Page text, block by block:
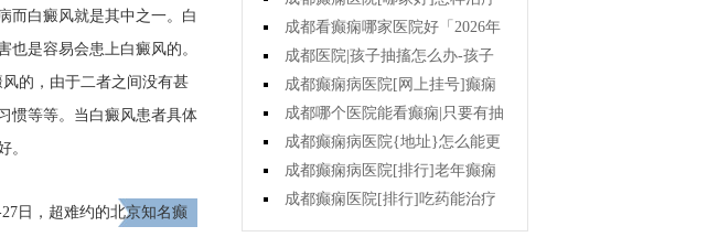
而白癜风就是其中之一。白
是容易会患上白癜风的。
的，由于二者之间没有甚
惯等等。当白癜风患者具体
。
27日，超难约的北京知名癫
癫痫可以好?
成都看癫痫哪家医院好「2026年
度公布」癫痫病人的饮食禁忌
成都医院|孩子抽搐怎么办-孩子
得癫痫后能出门吗?
成都癫痫病医院[网上挂号]癫痫
对孩子的伤害有什么?
成都哪个医院能看癫痫|只要有抽
搐就是癫痫病吗?
成都癫痫病医院{地址}怎么能更
有效治癫痫?
成都癫痫病医院[排行]老年癫痫
增多的原因是什么?
成都癫痫医院[排行]吃药能治疗
好癫痫吗?